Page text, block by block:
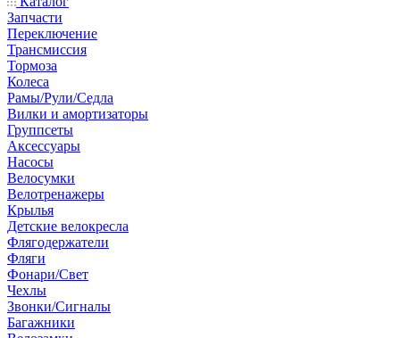
Запчасти
Переключение
Трансмиссия
Тормоза
Колеса
Рамы/Рули/Седла
Вилки и амортизаторы
Группсеты
Аксессуары
Насосы
Велосумки
Велотренажеры
Крылья
Детские велокресла
Флягодержатели
Фляги
Фонари/Свет
Чехлы
Звонки/Сигналы
Багажники